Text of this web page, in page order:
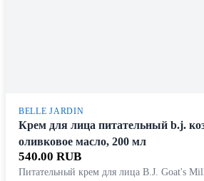
BELLE JARDIN
Крем для лица питательный b.j.
оливковое масло, 200 мл
540.00 RUB
Питательный крем для лица B.J. Goat's